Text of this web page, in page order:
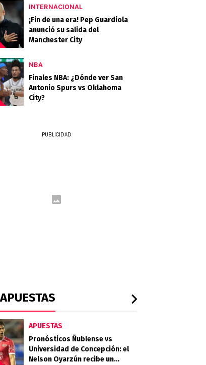
INTERNACIONAL
¡Fin de una era! Pep Guardiola
anunció su salida del
Manchester City
NBA
Finales NBA: ¿Dónde ver San
Antonio Spurs vs Oklahoma
City?
PUBLICIDAD
APUESTAS
APUESTAS
Pronósticos Ñublense vs
Universidad de Concepción: el
Nelson Oyarzún recibe un